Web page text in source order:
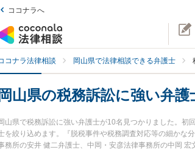
ココナラへ
コナラ法律相談 岡山県で法律相談できる弁護士
岡山県の税務訴訟に強い弁護
山県で税務訴訟に強い弁護士が10名見つかりました。
を絞り込めます。『脱税事件や税務調査対応等の細かな
務所の安井 健二弁護士、中岡・安彦法律事務所の中岡